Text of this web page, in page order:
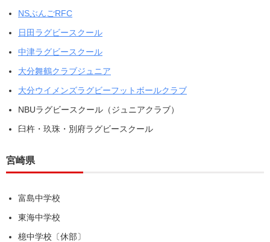
NSぶんごRFC
日田ラグビースクール
中津ラグビースクール
大分舞鶴クラブジュニア
大分ウイメンズラグビーフットボールクラブ
NBUラグビースクール（ジュニアクラブ）
臼杵・玖珠・別府ラグビースクール
宮崎県
富島中学校
東海中学校
檍中学校 〔休部〕